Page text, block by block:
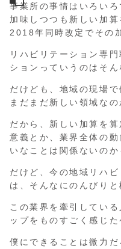
事業所の事情はいろい
加味しつつも新しい加
2018年同時改定でその
リハビリテーション専
ションっていうのはそ
だけども、地域の現場
まだまだ新しい領域なの
だから、新しい加算を
意義とか、業界全体の
いなことは関係ないのか
だけど、今の地域リハ
は、そんなにのんびり
この業界を牽引してい
ップをものすごく感じた
僕にできることは微力